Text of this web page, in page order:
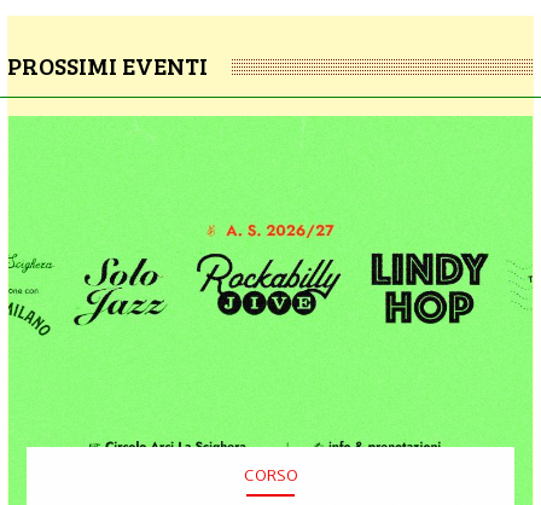
PROSSIMI EVENTI
CORSO